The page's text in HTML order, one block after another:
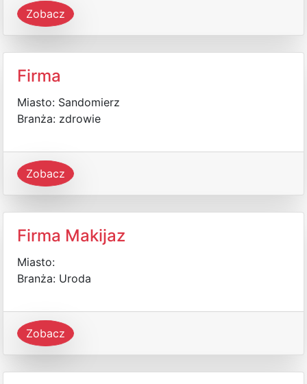
Zobacz
Firma
Miasto: Sandomierz
Branża: zdrowie
Zobacz
Firma Makijaz
Miasto:
Branża: Uroda
Zobacz